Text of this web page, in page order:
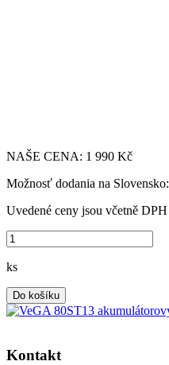
NAŠE CENA: 1 990 Kč
Možnosť dodania na Slovensko:
Uvedené ceny jsou včetně DPH
ks
Kontakt